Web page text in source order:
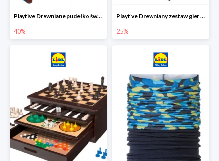
Playtive Drewniane pudełko świetlne MONTESSORI
40%
Playtive Drewniany zestaw gier 10 w 1
25%